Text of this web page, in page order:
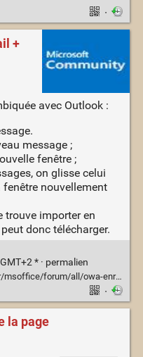
·
+
avec Outlook :
message ;
fenêtre ;
on glisse celui
nouvellement
trouve importer en
donc télécharger.
* · permalien
jointes-en-eml/996ee398-0dfe-441c-9283-1135503598c9
·
la page